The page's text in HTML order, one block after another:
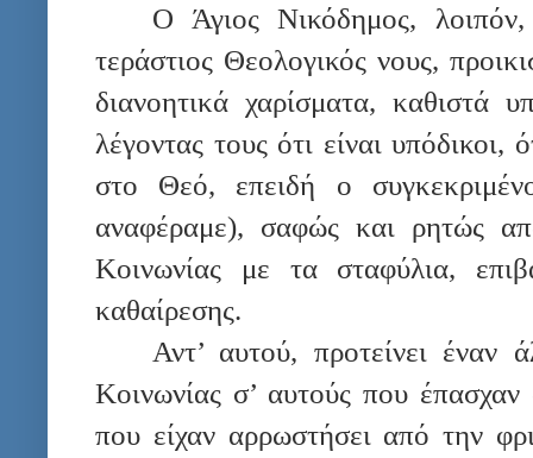
Ο Άγιος Νικόδημος,
τεράστιος Θεολογικός νους,
διανοητικά χαρίσματα, καθιστά
λέγοντας τους ότι είναι υπόδικοι,
στο Θεό, επειδή ο
αναφέραμε), σαφώς και ρητώς
Κοινωνίας με τα σταφύλια,
καθαίρεσης.
Αντ’ αυτού, προτείνει έναν
Κοινωνίας σ’ αυτούς που
που είχαν αρρωστήσει από την